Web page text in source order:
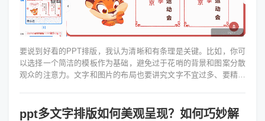
要说到好看的PPT排版，我认为清晰和有条理是关键。比如，你可
以选择一个简洁的模板作为基础，避免过于花哨的背景和图案分散
观众的注意力。文字和图片的布局也要讲究文字不宜过多、要精简
ppt多文字排版如何美观呈现？如何巧妙解